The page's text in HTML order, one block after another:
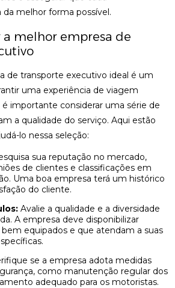
melhor forma possível.
a melhor empresa de
de transporte executivo ideal é um
uma experiência de viagem
é importante considerar uma série de
a qualidade do serviço. Aqui estão
lo nessa seleção:
sua reputação no mercado,
de clientes e classificações em
Uma boa empresa terá um histórico
do cliente.
Avalie a qualidade e a diversidade
A empresa deve disponibilizar
equipados e que atendam a suas
se a empresa adota medidas
como manutenção regular dos
adequado para os motoristas.